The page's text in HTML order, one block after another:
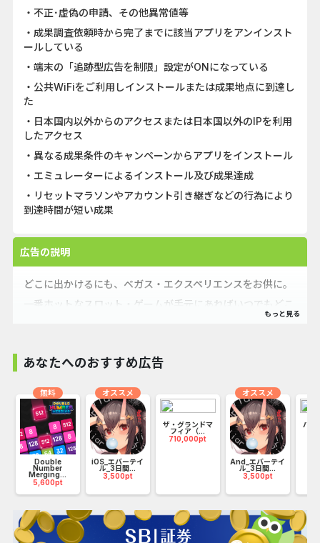
・不正･虚偽の申請、その他異常値等
・成果調査依頼時から完了までに該当アプリをアンインスト
ールしている
・端末の「追跡型広告を制限」設定がONになっている
・公共WiFiをご利用しインストールまたは成果地点に到達し
た
・日本国内以外からのアクセスまたは日本国以外のIPを利用
したアクセス
・異なる成果条件のキャンペーンからアプリをインストール
・エミュレーターによるインストール及び成果達成
・リセットマラソンやアカウント引き継ぎなどの行為により
到達時間が短い成果
広告の説明
どこに出かけるにも、ベガス・エクスペリエンスをお供に。
一番ホットなスロット・ゲームが手元にあればいつでもどこ
ンして勝負できる唯一のカジノゲーム。
Androidフォンとモバイル・デバイス向けのPOP! Slotsをダ
ウンロードしてください。
POP! Slotsは、スロット・マシーンの面白い刺激的なプレー
を通してVIPステータスを得るのを楽しませてくれます。
POP! Slotsアプリがあれば、オンライン・スロット・マシー
ンや他のカジノゲームをプレーするだけでVIPステータスま
で登り詰め、特典を得ることができます。
どのような仕組みなのか？
あなたへのおすすめ広告
Double
Number
Merging...
5,600pt
無料
iOS_エバーテイ
ル_3日間...
3,500pt
オススメ
ザ・グランドマ
フィア（...
710,000pt
And_エバーテイ
ル_3日間...
3,500pt
オススメ
パズ